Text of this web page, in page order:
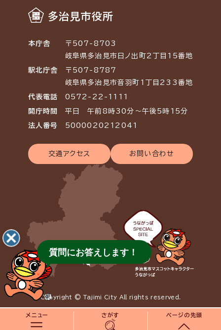
メニュー さがす ページの先頭
多治見市役所
本庁舎
〒507-8703
岐阜県多治見市日ノ出町2丁目15番地
駅北庁舎
〒507-8787
岐阜県多治見市音羽町1丁目233番地
代表電話 0572-22-1111
開庁時間 平日 午前8時30分～午後5時15分
法人番号 5000020212041
交通アクセス お問い合わせ
Copyright © Tajimi City All rights reserved.
質問にお答えします！